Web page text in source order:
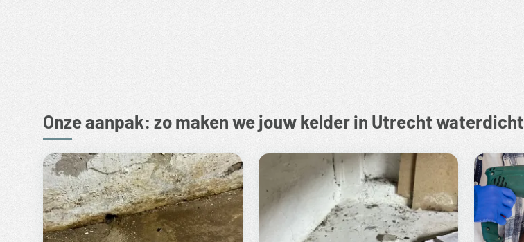
Onze aanpak: zo maken we jouw kelder in Utrecht waterdicht